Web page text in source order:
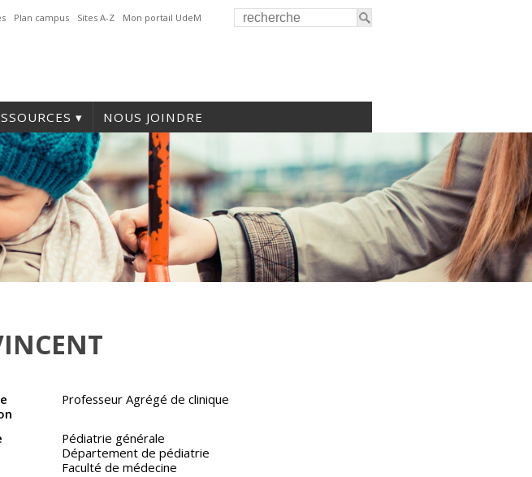
Plan campus Sites A-Z Mon portail UdeM
NOUS JOINDRE
Professeur Agrégé de clinique
Pédiatrie générale
Département de pédiatrie
Faculté de médecine